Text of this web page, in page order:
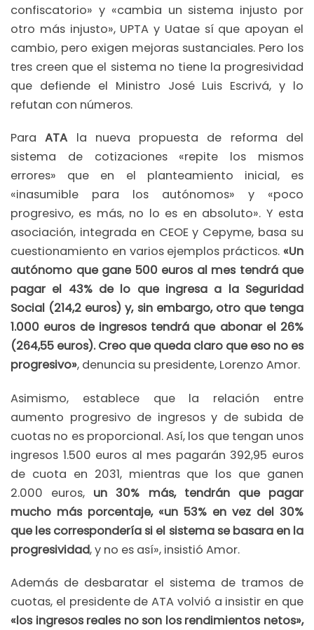
confiscatorio» y «cambia un sistema injusto por
otro más injusto», UPTA y Uatae sí que apoyan el
cambio, pero exigen mejoras sustanciales. Pero los
tres creen que el sistema no tiene la progresividad
que defiende el Ministro José Luis Escrivá, y lo
refutan con números.
ParaATA la nueva propuesta de reforma del
sistema de cotizaciones «repite los mismos
errores» que en el planteamiento inicial, es
«inasumible para los autónomos» y «poco
progresivo, es más, no lo es en absoluto». Y esta
asociación, integrada en CEOE y Cepyme, basa su
cuestionamiento en varios ejemplos prácticos. «Un
autónomo que gane 500 euros al mes tendrá que
pagar el 43% de lo que ingresa a la Seguridad
Social (214,2 euros) y, sin embargo, otro que tenga
1.000 euros de ingresos tendrá que abonar el 26%
(264,55 euros). Creo que queda claro que eso no es
progresivo», denuncia su presidente, Lorenzo Amor.
Asimismo, establece que la relación entre
aumento progresivo de ingresos y de subida de
cuotas no es proporcional. Así, los que tengan unos
ingresos 1.500 euros al mes pagarán 392,95 euros
de cuota en 2031, mientras que los que ganen
2.000 euros, un 30% más, tendrán que pagar
mucho más porcentaje, «un 53% en vez del 30%
que les correspondería si el sistema se basara en la
progresividad, y no es así», insistió Amor.
Además de desbaratar el sistema de tramos de
cuotas, el presidente de ATA volvió a insistir en que
«los ingresos reales no son los rendimientos netos»,